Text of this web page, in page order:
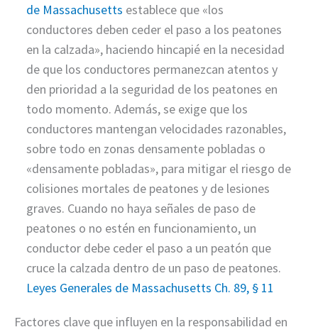
de Massachusetts establece que «los
conductores deben ceder el paso a los peatones
en la calzada», haciendo hincapié en la necesidad
de que los conductores permanezcan atentos y
den prioridad a la seguridad de los peatones en
todo momento. Además, se exige que los
conductores mantengan velocidades razonables,
sobre todo en zonas densamente pobladas o
«densamente pobladas», para mitigar el riesgo de
colisiones mortales de peatones y de lesiones
graves. Cuando no haya señales de paso de
peatones o no estén en funcionamiento, un
conductor debe ceder el paso a un peatón que
cruce la calzada dentro de un paso de peatones.
Leyes Generales de Massachusetts Ch. 89, § 11
Factores clave que influyen en la responsabilidad en